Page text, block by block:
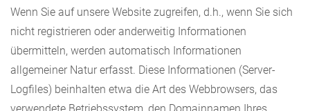
Wenn Sie auf unsere Website zugreifen, d.h., wenn Sie sich
nicht registrieren oder anderweitig Informationen
übermitteln, werden automatisch Informationen
allgemeiner Natur erfasst. Diese Informationen (Server-
Logfiles) beinhalten etwa die Art des Webbrowsers, das